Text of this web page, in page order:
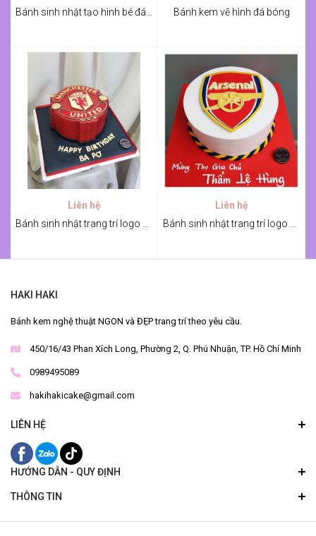
Bánh kem vẽ hình đá bóng
Liên hệ
Liên hệ
HAKI HAKI
Bánh kem nghệ thuật NGON và ĐẸP trang trí theo yêu cầu.
450/16/43 Phan Xích Long, Phường 2, Q. Phú Nhuận, TP. Hồ Chí Minh
0989495089
hakihakicake@gmail.com
LIÊN HỆ
HƯỚNG DẪN - QUY ĐỊNH
THÔNG TIN